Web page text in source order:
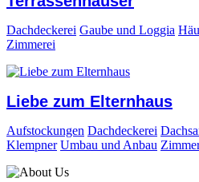
Dachdeckerei Gaube und Loggia
Zimmerei
Liebe zum Elternhaus
Aufstockungen Dachdeckerei
Klempner Umbau und Anbau